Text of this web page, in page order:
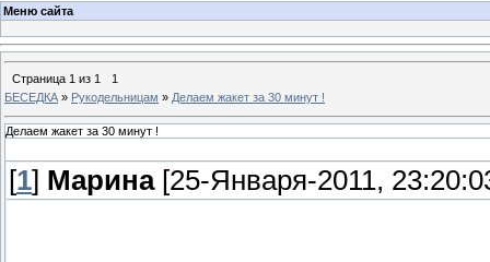
Меню сайта
Страница 1 из 1
1
БЕСЕДКА » Рукодельницам » Делаем жакет за 30 минут !
Делаем жакет за 30 минут !
[1] Марина[25-Января-2011,